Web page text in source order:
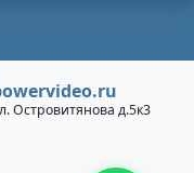
Островитянова д.5к3